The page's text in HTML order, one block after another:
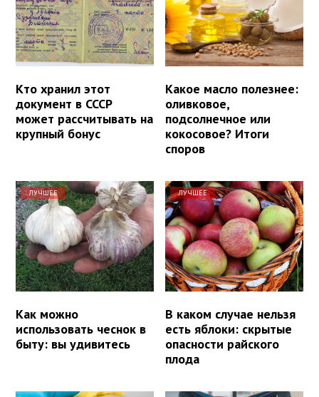
Кто хранил этот
документ в СССР
может рассчитывать на
крупный бонус
Какое масло полезнее:
оливковое,
подсолнечное или
кокосовое? Итоги
споров
ЛУЧШЕЕ
Как можно
использовать чеснок в
быту: вы удивитесь
ЛУЧШЕЕ
В каком случае нельзя
есть яблоки: скрытые
опасности райского
плода